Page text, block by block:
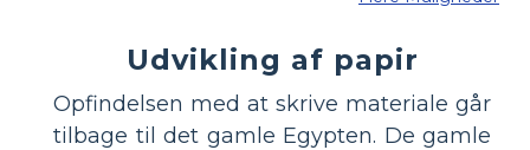
Udvikling af papir
Opfindelsen med at skrive materiale går
tilbage til det gamle Egypten. De gamle